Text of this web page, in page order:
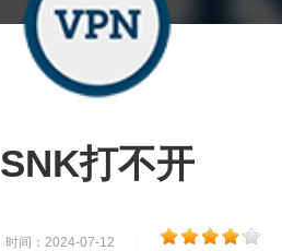
SNK打不开
时间：2024-07-12